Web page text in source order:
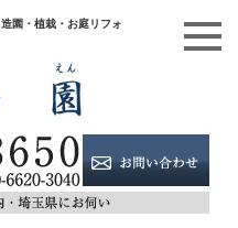
園・植栽・お庭リフォ